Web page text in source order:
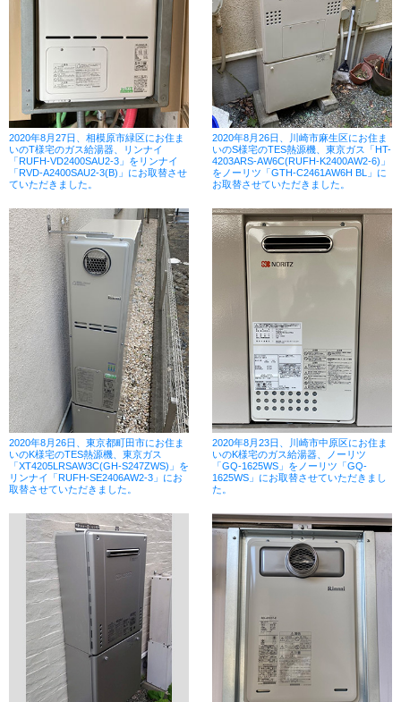
2020年8月27日、相模原市緑区にお住ま
いのT様宅のガス給湯器、リンナイ
「RUFH-VD2400SAU2-3」をリンナイ
「RVD-A2400SAU2-3(B)」にお取替させ
ていただきました。
2020年8月26日、川崎市麻生区にお住ま
いのS様宅のTES熱源機、東京ガス「HT-
4203ARS-AW6C(RUFH-K2400AW2-6)」
をノーリツ「GTH-C2461AW6H BL」に
お取替させていただきました。
2020年8月26日、東京都町田市にお住ま
いのK様宅のTES熱源機、東京ガス
「XT4205LRSAW3C(GH-S247ZWS)」を
リンナイ「RUFH-SE2406AW2-3」にお
取替させていただきました。
2020年8月23日、川崎市中原区にお住ま
いのK様宅のガス給湯器、ノーリツ
「GQ-1625WS」をノーリツ「GQ-
1625WS」にお取替させていただきまし
た。